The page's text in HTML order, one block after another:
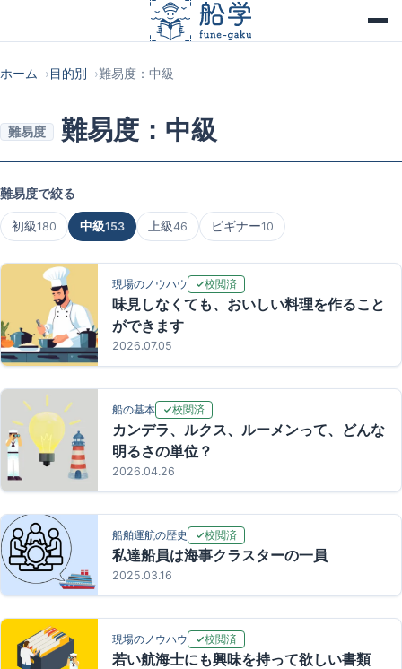
ホーム 目的別 難易度：中級
難易度 難易度：中級
難易度で絞る
初級180 中級153 上級46 ビギナー10
現場のノウハウ 校閲済
味見しなくても、おいしい料理を作ること
ができます
2026.07.05
船の基本 校閲済
カンデラ、ルクス、ルーメンって、どんな
明るさの単位？
2026.04.26
船舶運航の歴史 校閲済
私達船員は海事クラスターの一員
2025.03.16
現場のノウハウ 校閲済
若い航海士にも興味を持って欲しい書類